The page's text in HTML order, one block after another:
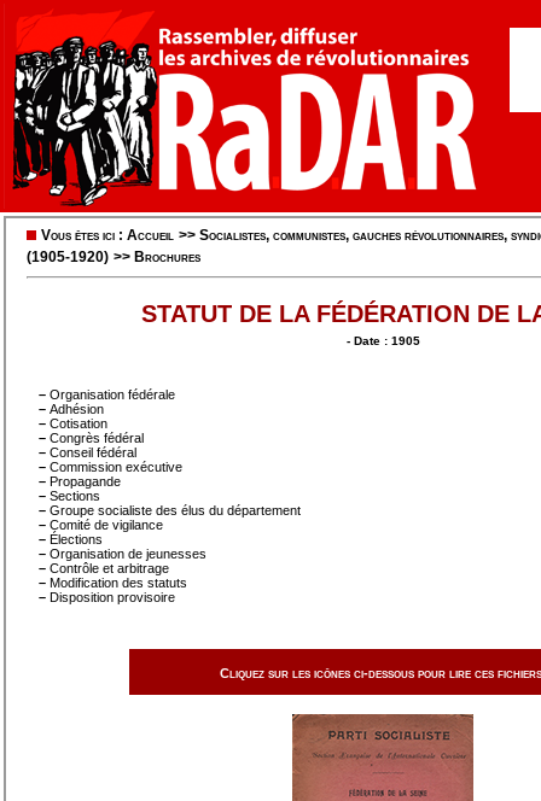
Vous êtes ici : Accueil >> Socialistes, communistes, gauches révolutionnaires,
(1905-1920) >> Brochures
STATUT DE LA FÉDÉRATION DE
- Date : 1905
– Organisation fédérale
– Adhésion
– Cotisation
– Congrès fédéral
– Conseil fédéral
– Commission exécutive
– Propagande
– Sections
– Groupe socialiste des élus du département
– Comité de vigilance
– Élections
– Organisation de jeunesses
– Contrôle et arbitrage
– Modification des statuts
– Disposition provisoire
Cliquez sur les icônes ci-dessous pour lire ces